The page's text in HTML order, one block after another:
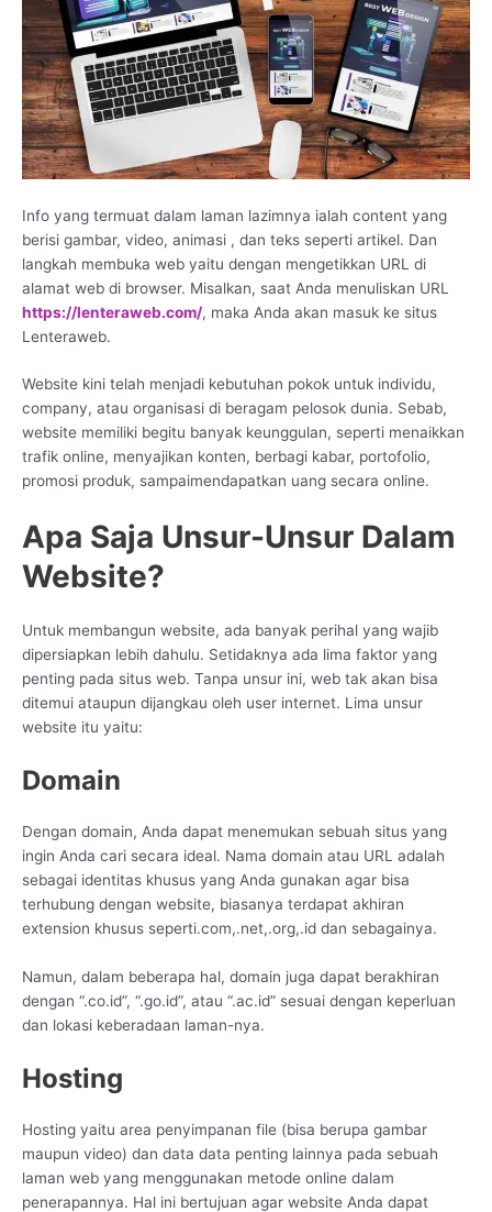
Info yang termuat dalam laman lazimnya ialah content yang
berisi gambar, video, animasi , dan teks seperti artikel. Dan
langkah membuka web yaitu dengan mengetikkan URL di
alamat web di browser. Misalkan, saat Anda menuliskan URL
https://lenteraweb.com/, maka Anda akan masuk ke situs
Lenteraweb.
Website kini telah menjadi kebutuhan pokok untuk individu,
company, atau organisasi di beragam pelosok dunia. Sebab,
website memiliki begitu banyak keunggulan, seperti menaikkan
trafik online, menyajikan konten, berbagi kabar, portofolio,
promosi produk, sampaimendapatkan uang secara online.
Apa Saja Unsur-Unsur Dalam
Website?
Untuk membangun website, ada banyak perihal yang wajib
dipersiapkan lebih dahulu. Setidaknya ada lima faktor yang
penting pada situs web. Tanpa unsur ini, web tak akan bisa
ditemui ataupun dijangkau oleh user internet. Lima unsur
website itu yaitu:
Domain
Dengan domain, Anda dapat menemukan sebuah situs yang
ingin Anda cari secara ideal. Nama domain atau URL adalah
sebagai identitas khusus yang Anda gunakan agar bisa
terhubung dengan website, biasanya terdapat akhiran
extension khusus seperti.com,.net,.org,.id dan sebagainya.
Namun, dalam beberapa hal, domain juga dapat berakhiran
dengan “.co.id”, “.go.id”, atau “.ac.id” sesuai dengan keperluan
dan lokasi keberadaan laman-nya.
Hosting
Hosting yaitu area penyimpanan file (bisa berupa gambar
maupun video) dan data data penting lainnya pada sebuah
laman web yang menggunakan metode online dalam
penerapannya. Hal ini bertujuan agar website Anda dapat